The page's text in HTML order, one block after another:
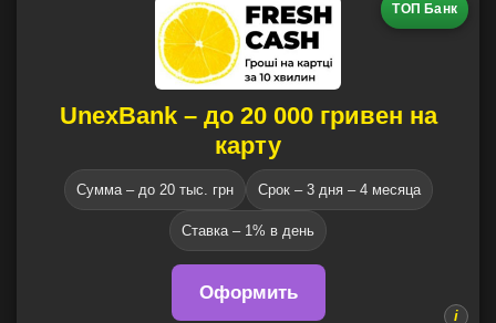
ТОП Банк
UnexBank – до 20 000 гривен на
карту
Сумма – до 20 тыс. грн Срок – 3 дня – 4 месяца
Ставка – 1% в день
Оформить